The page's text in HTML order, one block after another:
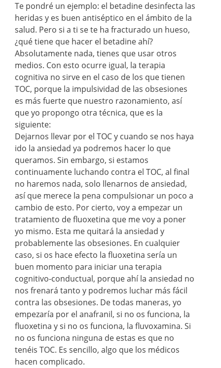
Te pondré un ejemplo: el betadine desinfecta las
heridas y es buen antiséptico en el ámbito de la
salud. Pero si a ti se te ha fracturado un hueso,
¿qué tiene que hacer el betadine ahí?
Absolutamente nada, tienes que usar otros
medios. Con esto ocurre igual, la terapia
cognitiva no sirve en el caso de los que tienen
TOC, porque la impulsividad de las obsesiones
es más fuerte que nuestro razonamiento, así
que yo propongo otra técnica, que es la
siguiente:
Dejarnos llevar por el TOC y cuando se nos haya
ido la ansiedad ya podremos hacer lo que
queramos. Sin embargo, si estamos
continuamente luchando contra el TOC, al final
no haremos nada, solo llenarnos de ansiedad,
así que merece la pena compulsionar un poco a
cambio de esto. Por cierto, voy a empezar un
tratamiento de fluoxetina que me voy a poner
yo mismo. Esta me quitará la ansiedad y
probablemente las obsesiones. En cualquier
caso, si os hace efecto la fluoxetina sería un
buen momento para iniciar una terapia
cognitivo-conductual, porque ahí la ansiedad no
nos frenará tanto y podremos luchar más fácil
contra las obsesiones. De todas maneras, yo
empezaría por el anafranil, si no os funciona, la
fluoxetina y si no os funciona, la fluvoxamina. Si
no os funciona ninguna de estas es que no
tenéis TOC. Es sencillo, algo que los médicos
hacen complicado.